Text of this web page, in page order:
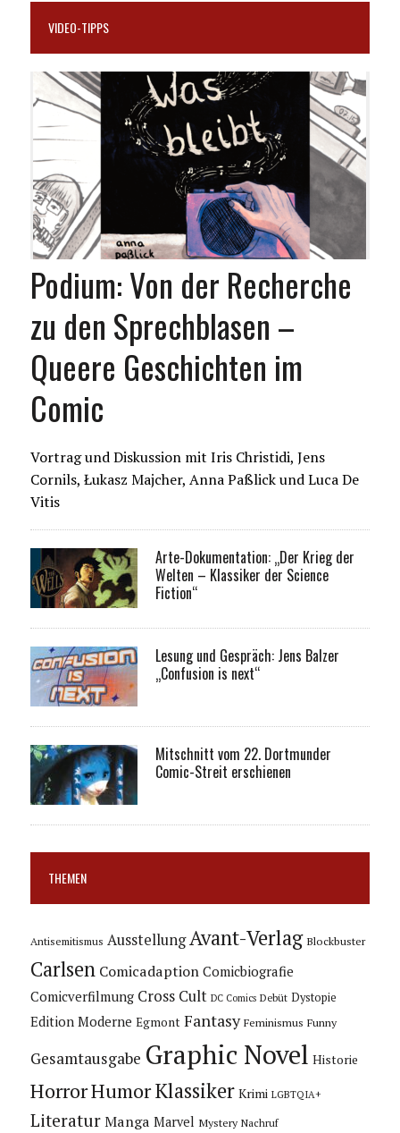
VIDEO-TIPPS
Podium: Von der Recherche
zu den Sprechblasen –
Queere Geschichten im
Comic
Vortrag und Diskussion mit Iris Christidi, Jens
Cornils, Łukasz Majcher, Anna Paßlick und Luca De
Vitis
Arte-Dokumentation: „Der Krieg der
Welten – Klassiker der Science
Fiction“
Lesung und Gespräch: Jens Balzer
„Confusion is next“
Mitschnitt vom 22. Dortmunder
Comic-Streit erschienen
THEMEN
Antisemitismus Ausstellung Avant-Verlag Blockbuster
Carlsen Comicadaption Comicbiografie
Comicverfilmung Cross Cult DC Comics Debüt Dystopie
Edition Moderne Egmont Fantasy Feminismus Funny
Gesamtausgabe Graphic Novel Historie
HorrorHumorKlassiker Krimi LGBTQIA+
Literatur Manga Marvel Mystery Nachruf